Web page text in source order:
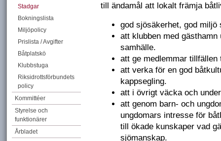
Stadgar
Bokningslista
Miljöpolicy
Prislista / Avgifter
Båtplatskö
Klubbstuga
Riksidrottsförbundets
policy
Kommittéer
Styrelse och
funktionärer
Årbladet
till ändamål att lokalt främja
god sjösäkerhet, god
att klubben med
samhälle.
att ge medlemmar
att verka för en god
kappsegling.
att i övrigt väcka och
att genom barn- och
ungdomars intresse för
till ökade kunskaper vad
sjömanskap.